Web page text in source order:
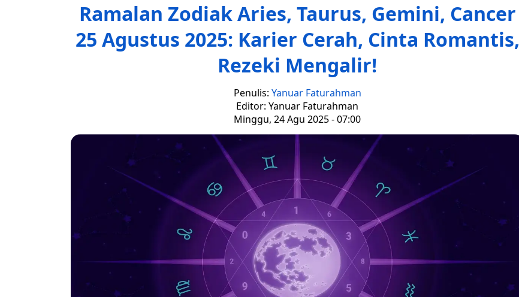
Ramalan Zodiak Aries, Taurus, Gemini, Cancer
25 Agustus 2025: Karier Cerah, Cinta Romantis,
Rezeki Mengalir!
Penulis: Yanuar Faturahman
Editor: Yanuar Faturahman
Minggu, 24 Agu 2025 - 07:00